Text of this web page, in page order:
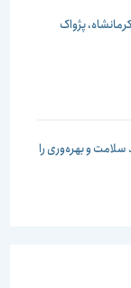
پژواک
و بهره‌وری را